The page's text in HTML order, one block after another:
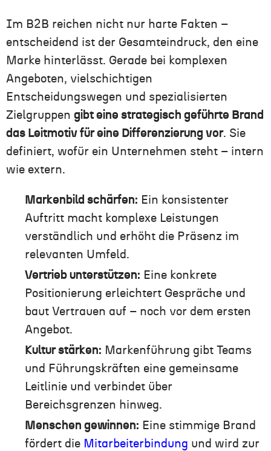
Im B2B reichen nicht nur harte Fakten –
entscheidend ist der Gesamteindruck, den eine
Marke hinterlässt. Gerade bei komplexen
Angeboten, vielschichtigen
Entscheidungswegen und spezialisierten
Zielgruppen gibt eine strategisch geführte Brand
das Leitmotiv für eine Differenzierung vor. Sie
definiert, wofür ein Unternehmen steht – intern
wie extern.
Markenbild schärfen: Ein konsistenter
Auftritt macht komplexe Leistungen
verständlich und erhöht die Präsenz im
relevanten Umfeld.
Vertrieb unterstützen: Eine konkrete
Positionierung erleichtert Gespräche und
baut Vertrauen auf – noch vor dem ersten
Angebot.
Kultur stärken: Markenführung gibt Teams
und Führungskräften eine gemeinsame
Leitlinie und verbindet über
Bereichsgrenzen hinweg.
Menschen gewinnen: Eine stimmige Brand
fördert die Mitarbeiterbindung und wird zur